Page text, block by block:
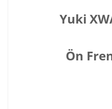
Yuki
Ön